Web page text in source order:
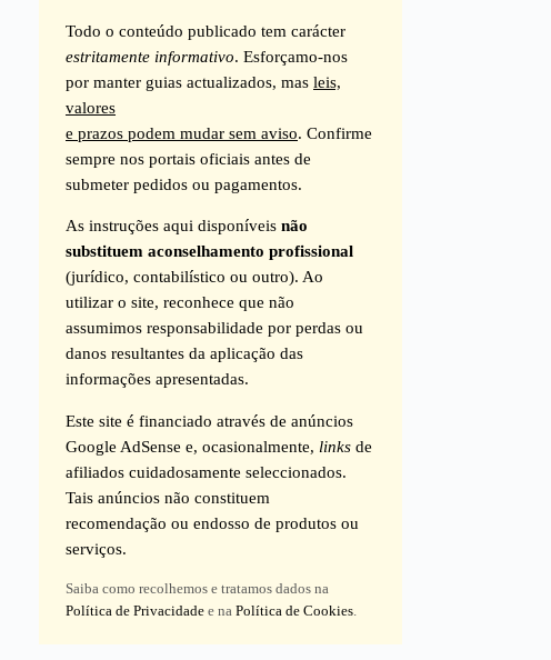
Todo o conteúdo publicado tem carácter
estritamente informativo. Esforçamo-nos
por manter guias actualizados, masleis,
valores
e prazos podem mudar sem aviso. Confirme
sempre nos portais oficiais antes de
submeter pedidos ou pagamentos.
As instruções aqui disponíveisnão
substituem aconselhamento profissional
(jurídico, contabilístico ou outro). Ao
utilizar o site, reconhece que não
assumimos responsabilidade por perdas ou
danos resultantes da aplicação das
informações apresentadas.
Este site é financiado através de anúncios
Google AdSense e, ocasionalmente, links de
afiliados cuidadosamente seleccionados.
Tais anúncios não constituem
recomendação ou endosso de produtos ou
serviços.
Saiba como recolhemos e tratamos dados na
Política de Privacidade e naPolítica de Cookies.